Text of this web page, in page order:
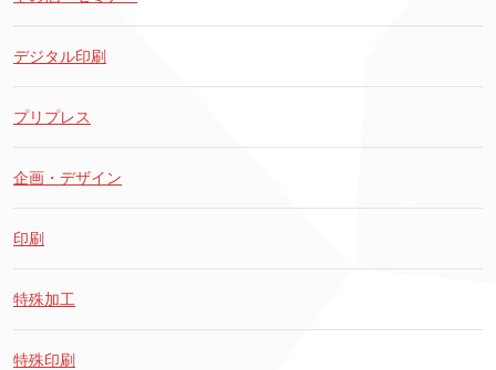
デジタル印刷
プリプレス
企画・デザイン
印刷
特殊加工
特殊印刷